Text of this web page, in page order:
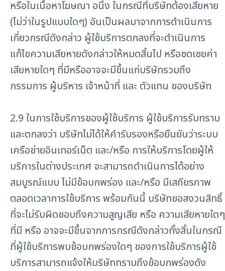
หรือในเนื้อหาโฆษณา อนึ่ง ในกรณีที่บริษัทต้องเสียหาย
(ไม่ว่าในรูปแบบใดๆ) อันเป็นผลมาจากการดำเนินการ
เกี่ยวกรณีดังกล่าว ผู้ใช้บริการตกลงที่จะดำเนินการ
แก้ไขความเสียหายดังกล่าวให้หมดสิ้นไป หรือชดเชยค่า
เสียหายใดๆ ที่มีหรืออาจจะมีขึ้นแก่บริษัทรวมถึง
กรรมการ ผู้บริหาร เจ้าหน้าที่ และ ตัวแทน ของบริษัท
2.9 ในการใช้บริการของผู้ใช้บริการ ผู้ใช้บริการรับทราบ
และตกลงว่า บริษัทไม่ได้ให้คำรับรองหรือยืนยันว่าระบบ
เครือข่ายอินเทอร์เน็ต และ/หรือ การให้บริการโดยผู้ให้
บริการในต่างประเทศ จะสามารถดำเนินการได้อย่าง
สมบูรณ์แบบ ไม่มีข้อบกพร่อง และ/หรือ มีเสถียรภาพ
ตลอดเวลาการใช้บริการ พร้อมกันนี้ บริษัทขอสงวนสิทธิ์
ที่จะไม่รับผิดชอบถึงความสูญเสีย หรือ ความเสียหายใดๆ
ที่มี หรือ อาจจะมีขึ้นจากการกรณีดังกล่าวทั้งสิ้นในกรณี
ที่ผู้ใช้บริการพบข้อบกพร่องใดๆ ของการใช้บริการผู้ใช้
บริการสามารถแจ้งให้บริษัททราบถึงข้อบกพร่องดัง